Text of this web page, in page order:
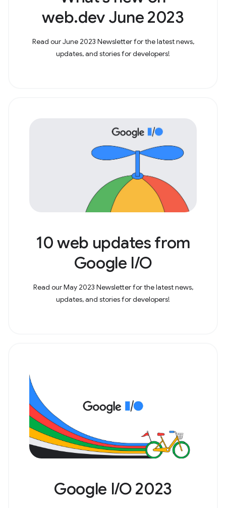
web.dev June 2023
Read our June 2023 Newsletter for the latest news,
updates, and stories for developers!
10 web updates from
Google I/O
Read our May 2023 Newsletter for the latest news,
updates, and stories for developers!
Google I/O 2023